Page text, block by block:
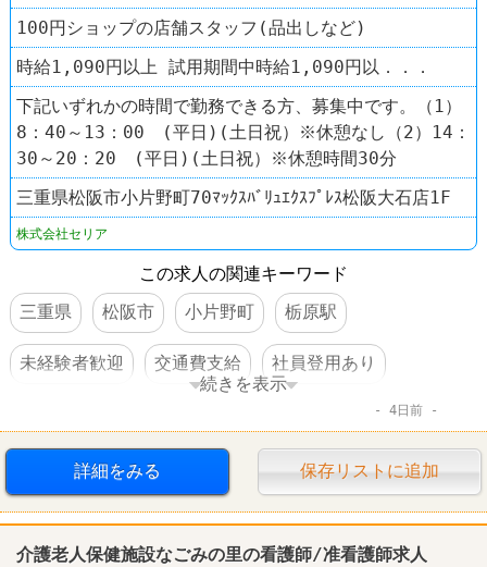
100円ショップの店舗スタッフ(品出しなど)
時給1,090円以上 試用期間中時給1,090円以．．．
下記いずれかの時間で勤務できる方、募集中です。（1）
8：40～13：00 (平日)(土日祝）※休憩なし（2）14：
30～20：20 (平日)(土日祝）※休憩時間30分
三重県松阪市小片野町70ﾏｯｸｽﾊﾞﾘｭｴｸｽﾌﾟﾚｽ松阪大石店1F
株式会社セリア
この求人の関連キーワード
三重県
松阪市 小片野町 栃原駅
未経験者歓迎 交通費支給 社員登用あり
100円ショップ
Seria（セリア）
続きを表示
4日前
詳細をみる 保存リストに追加
介護老人保健施設なごみの里の看護師/准看護師求人